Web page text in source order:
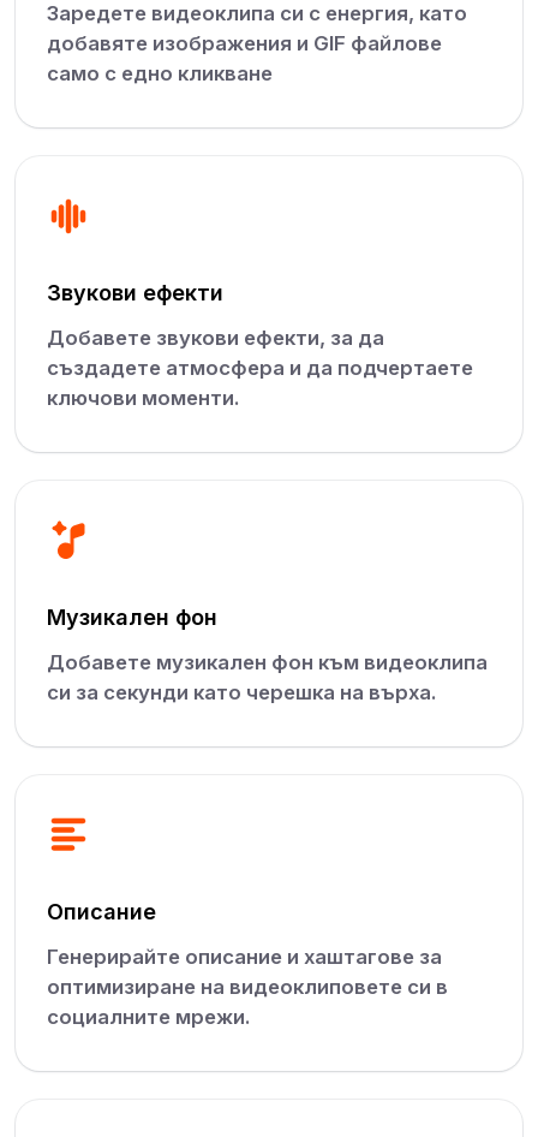
Заредете видеоклипа си с енергия, като
добавяте изображения и GIF файлове
само с едно кликване
Звукови ефекти
Добавете звукови ефекти, за да
създадете атмосфера и да подчертаете
ключови моменти.
Музикален фон
Добавете музикален фон към видеоклипа
си за секунди като черешка на върха.
Описание
Генерирайте описание и хаштагове за
оптимизиране на видеоклиповете си в
социалните мрежи.